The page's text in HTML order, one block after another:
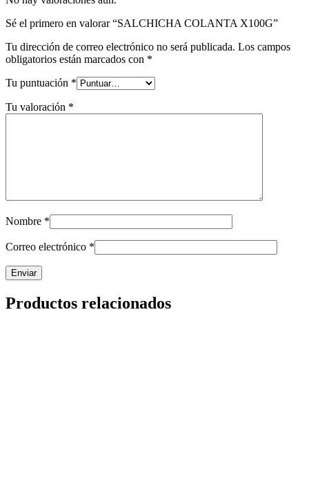
Sé el primero en valorar “SALCHICHA COLANTA X100G”
Tu dirección de correo electrónico no será publicada. Los campos
obligatorios están marcados con *
Tu puntuación *
Tu valoración *
Nombre *
Correo electrónico *
Productos relacionados